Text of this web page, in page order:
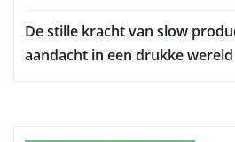
De stille kracht van slow
aandacht in een drukke wereld